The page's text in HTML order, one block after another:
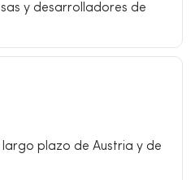
y desarrolladores de
plazo de Austria y de